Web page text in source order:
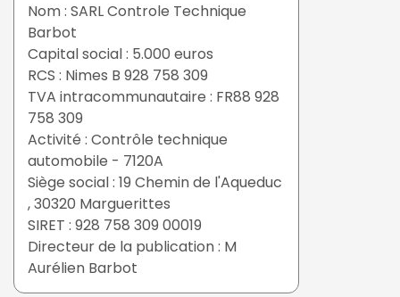
Nom : SARL Controle Technique
Barbot
Capital social : 5.000 euros
RCS : Nimes B 928 758 309
TVA intracommunautaire : FR88 928
758 309
Activité : Contrôle technique
automobile - 7120A
Siège social : 19 Chemin de l'Aqueduc
, 30320 Marguerittes
SIRET : 928 758 309 00019
Directeur de la publication : M
Aurélien Barbot